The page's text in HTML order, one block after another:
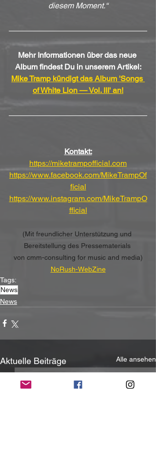
diesem Moment.“
Mehr Informationen über das neue
Album findest Du in unserem Artikel:
Mike Tramp kündigt das Album 'Songs
of White Lion — Vol. III' an!
Kontakt:
https://miketrampofficial.com
https://www.facebook.com/MikeTrampOf
ficial
https://www.instagram.com/MikeTrampO
fficial
(Mit freundlicher Unterstützung und
Bereitstellung des Pressematerials
von cmm-consulting for music and media)
NoRush-WebZine
Tags:
News
News
Aktuelle Beiträge Alle ansehen